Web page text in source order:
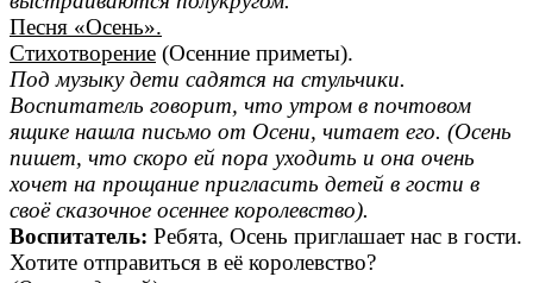
Песня «Осень».
Стихотворение (Осенние приметы).
Под музыку дети садятся на стульчики.
Воспитатель говорит, что утром в почтовом
ящике нашла письмо от Осени, читает его. (Осень
пишет, что скоро ей пора уходить и она очень
хочет на прощание пригласить детей в гости в
своё сказочное осеннее королевство).
Воспитатель: Ребята, Осень приглашает нас в гости.
Хотите отправиться в её королевство?